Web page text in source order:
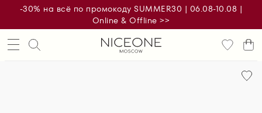
-30% на всё по промокоду SUMMER30 | 06.08-10.08 |
Online & Offline >>